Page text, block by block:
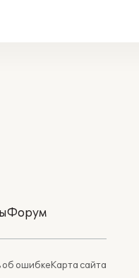
Форум
ошибкеКарта сайта